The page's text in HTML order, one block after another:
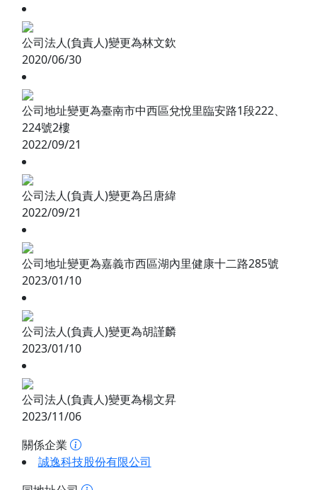
公司法人(負責人)變更為林文欽
2020/06/30
公司地址變更為臺南市中西區兌悅里臨安路1段222、
224號2樓
2022/09/21
公司法人(負責人)變更為呂唐緯
2022/09/21
公司地址變更為嘉義市西區湖內里健康十二路285號
2023/01/10
公司法人(負責人)變更為胡謹麟
2023/01/10
公司法人(負責人)變更為楊文昇
2023/11/06
關係企業
誠逸科技股份有限公司